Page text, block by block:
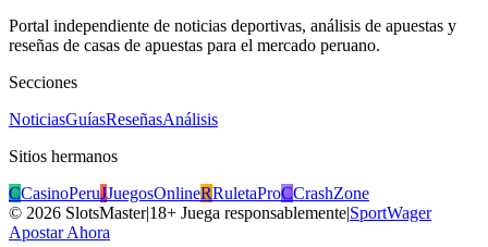
Portal independiente de noticias deportivas, análisis de apuestas y
reseñas de casas de apuestas para el mercado peruano.
Secciones
NoticiasGuíasReseñasAnálisis
Sitios hermanos
CCasinoPeruJJuegosOnlineRRuletaProCCrashZone
© 2026 SlotsMaster|18+ Juega responsablemente|SportWager
Apostar Ahora